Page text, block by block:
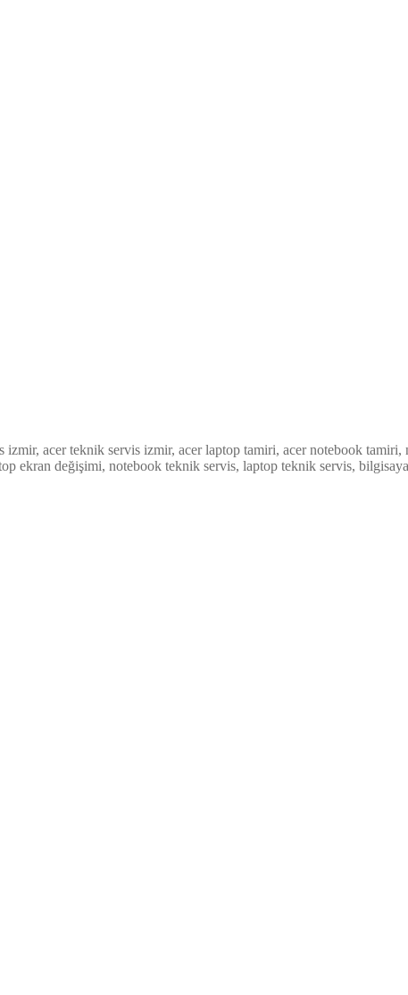
acer teknik servis izmir, acer laptop tamiri, acer notebook
ekran değişimi, notebook teknik servis, laptop teknik servis,